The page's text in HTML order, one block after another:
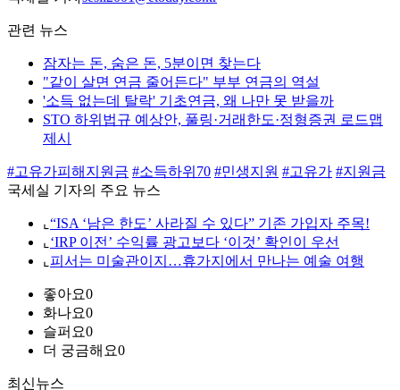
관련 뉴스
잠자는 돈, 숨은 돈, 5분이면 찾는다
"같이 살면 연금 줄어든다" 부부 연금의 역설
'소득 없는데 탈락' 기초연금, 왜 나만 못 받을까
STO 하위법규 예상안, 풀링·거래한도·정형증권 로드맵
제시
#고유가피해지원금 #소득하위70 #민생지원 #고유가 #지원금
국세실 기자의 주요 뉴스
⌞ “ISA ‘남은 한도’ 사라질 수 있다” 기존 가입자 주목!
⌞ ‘IRP 이전’ 수익률 광고보다 ‘이것’ 확인이 우선
⌞ 피서는 미술관이지…휴가지에서 만나는 예술 여행
좋아요0
화나요0
슬퍼요0
더 궁금해요0
최신뉴스